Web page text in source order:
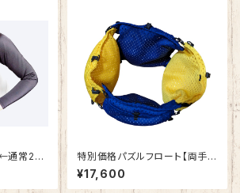
通常25.
保温水
特別価格パズルフロート【両手・
両足サポートセット】4個
¥17,600